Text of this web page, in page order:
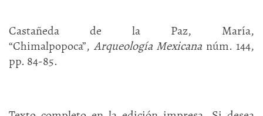
Castañeda de la Paz, María,
“Chimalpopoca”, Arqueología Mexicana núm. 144,
pp. 84-85.